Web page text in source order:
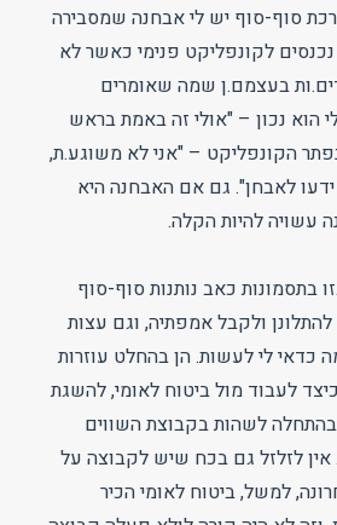
סוף-סוף יש לי אבחנה שמסבירה
לקונפליקט פנימי כאשר לא
בעצמם.ן שמה שאומרים
הוא נכון – "אולי זה באמת בראש
הקונפליקט – "אני לא משוגע.ת,
לאבחן". גם אם האבחנה היא
עשויה להיות הקלה.
בתסמונות כאב נותנות סוף-סוף
ולקבל אמפתיה, וגם עצות
כדאי לי לעשות. הן בהחלט עוזרות
לעבוד מול ביטוח לאומי, להשגת
בהתחלה לשהות בקבוצת השווים
אין לזלזל גם בכח שיש לקבוצה על
למשל, ביטוח לאומי הכיר